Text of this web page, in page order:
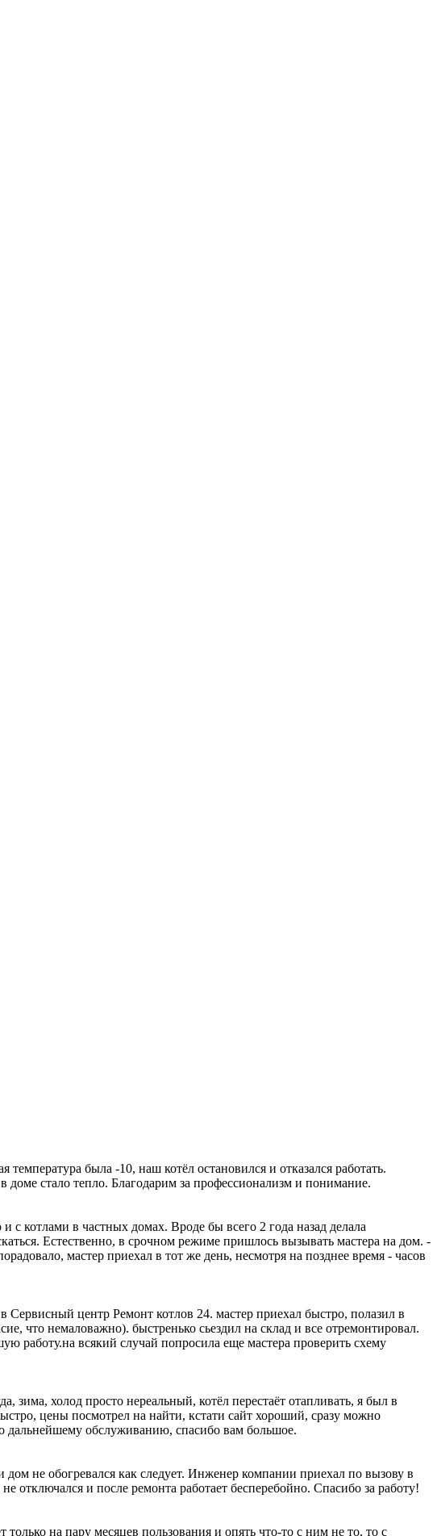
была -10, наш котёл остановился и отказался работать.
стало тепло. Благодарим за профессионализм и понимание.
котлами в частных домах. Вроде бы всего 2 года назад делала
Естественно, в срочном режиме пришлось вызывать мастера на дом. -
мастер приехал в тот же день, несмотря на позднее время - часов
Сервисный центр Ремонт котлов 24. мастер приехал быстро, полазил в
что немаловажно). быстренько сьездил на склад и все отремонтировал.
работу.на всякий случай попросила еще мастера проверить схему
зима, холод просто нереальный, котёл перестаёт отапливать, я был в
цены посмотрел на найти, кстати сайт хороший, сразу можно
дальнейшему обслуживанию, спасибо вам большое.
дом не обогревался как следует. Инженер компании приехал по вызову в
отключался и после ремонта работает бесперебойно. Спасибо за работу!
на пару месяцев пользования и опять что-то с ним не то, то с